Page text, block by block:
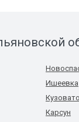
Ишеевка
Карсун